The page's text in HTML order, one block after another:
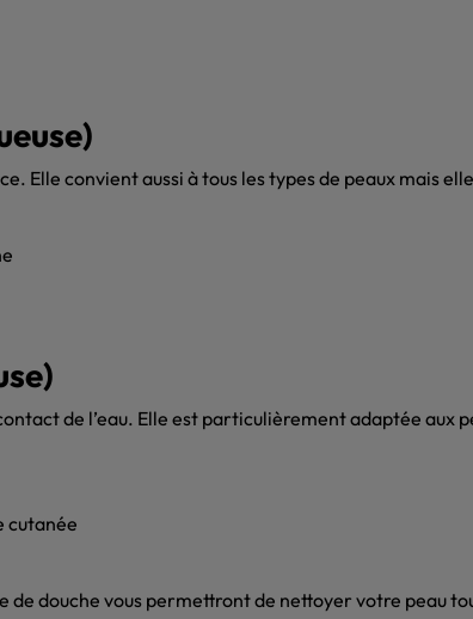
Elle convient aussi à tous les types de peaux mais
de l’eau. Elle est particulièrement adaptée
cutanée
de douche vous permettront de nettoyer votre peau